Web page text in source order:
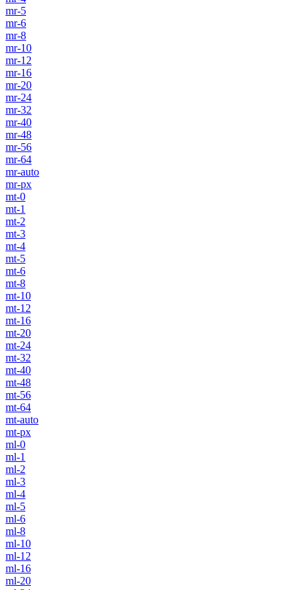
mr-5
mr-6
mr-8
mr-10
mr-12
mr-16
mr-20
mr-24
mr-32
mr-40
mr-48
mr-56
mr-64
mr-auto
mr-px
mt-0
mt-1
mt-2
mt-3
mt-4
mt-5
mt-6
mt-8
mt-10
mt-12
mt-16
mt-20
mt-24
mt-32
mt-40
mt-48
mt-56
mt-64
mt-auto
mt-px
ml-0
ml-1
ml-2
ml-3
ml-4
ml-5
ml-6
ml-8
ml-10
ml-12
ml-16
ml-20